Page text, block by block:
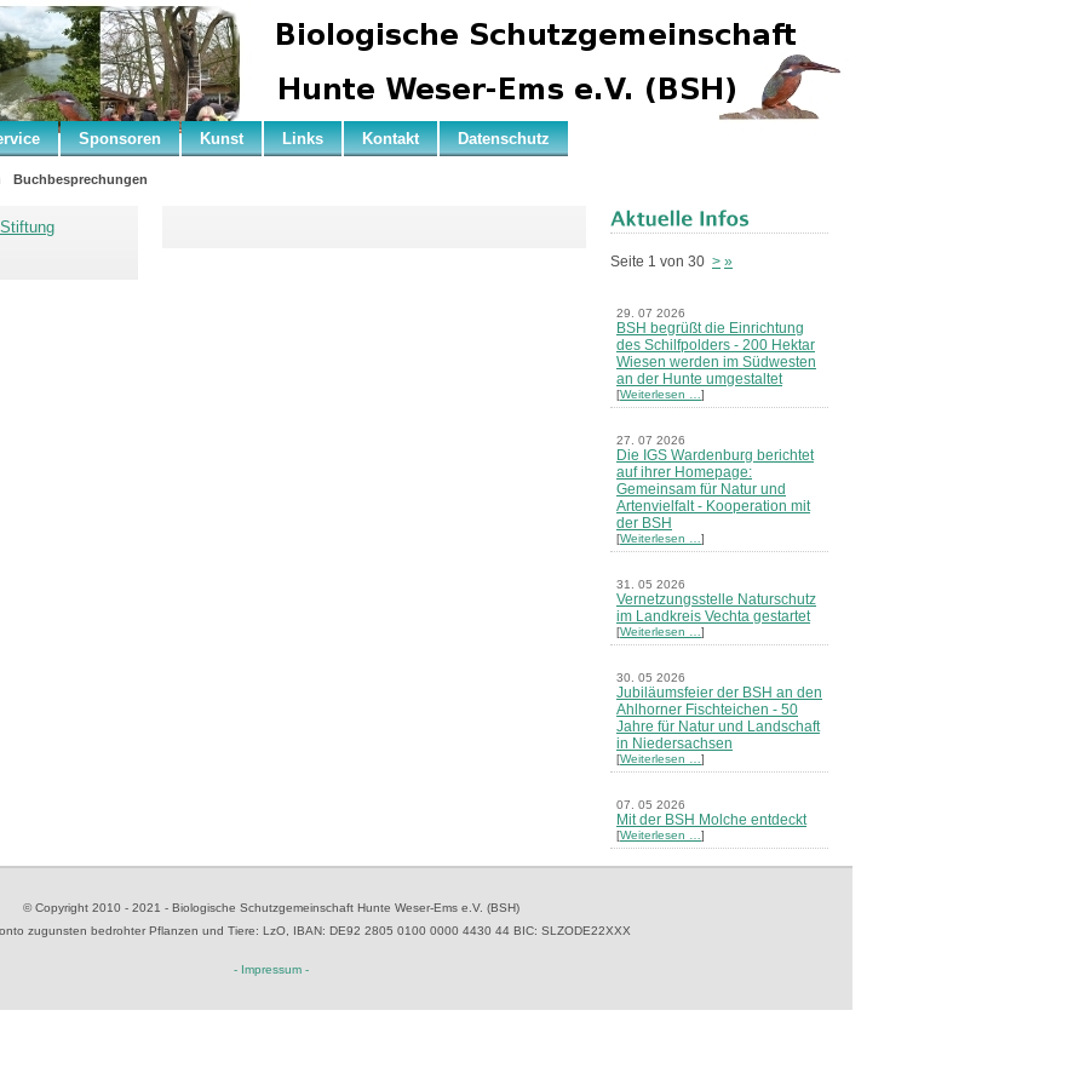
Sponsoren Kunst Links Kontakt Datenschutz
Buchbesprechungen
Seite 1 von 30 > »
29. 07 2026
BSH begrüßt die Einrichtung
des Schilfpolders - 200 Hektar
Wiesen werden im Südwesten
an der Hunte umgestaltet
[Weiterlesen … ]
27. 07 2026
Die IGS Wardenburg berichtet
auf ihrer Homepage:
Gemeinsam für Natur und
Artenvielfalt - Kooperation mit
der BSH
[Weiterlesen … ]
31. 05 2026
Vernetzungsstelle Naturschutz
im Landkreis Vechta gestartet
[Weiterlesen … ]
30. 05 2026
Jubiläumsfeier der BSH an den
Ahlhorner Fischteichen - 50
Jahre für Natur und Landschaft
in Niedersachsen
[Weiterlesen … ]
07. 05 2026
Mit der BSH Molche entdeckt
[Weiterlesen … ]
[Weiterlesen …
© Copyright 2010 - 2021 - Biologische Schutzgemeinschaft Hunte Weser-Ems e.V. (BSH)
zugunsten bedrohter Pflanzen und Tiere: LzO, IBAN: DE92 2805 0100 0000 4430 44 BIC: SLZODE22XXX
- Impressum -